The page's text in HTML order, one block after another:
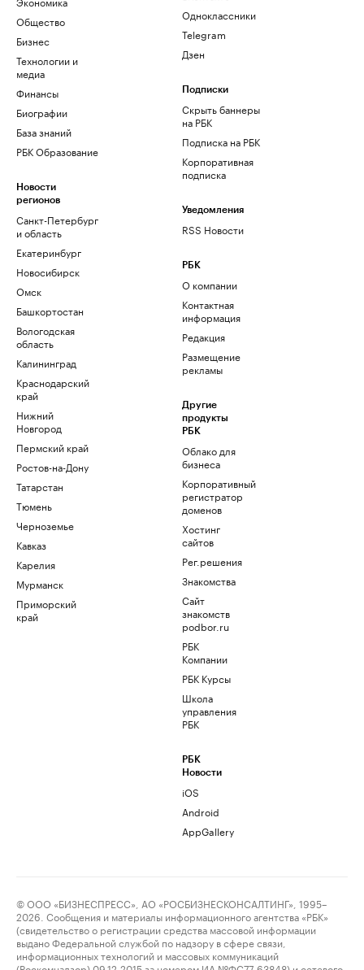
Общество
Бизнес
Технологии и
медиа
Финансы
Биографии
База знаний
РБК Образование
Новости
регионов
Санкт-Петербург
и область
Екатеринбург
Новосибирск
Омск
Башкортостан
Вологодская
область
Калининград
Краснодарский
край
Нижний
Новгород
Пермский край
Ростов-на-Дону
Татарстан
Тюмень
Черноземье
Кавказ
Карелия
Мурманск
Приморский
край
Одноклассники
Telegram
Дзен
Подписки
Скрыть баннеры
на РБК
Подписка на РБК
Корпоративная
подписка
Уведомления
RSS Новости
РБК
О компании
Контактная
информация
Редакция
Размещение
рекламы
Другие
продукты
РБК
Облако для
бизнеса
Корпоративный
регистратор
доменов
Хостинг
сайтов
Рег.решения
Знакомства
Сайт
знакомств
podbor.ru
РБК
Компании
РБК Курсы
Школа
управления
РБК
РБК
Новости
iOS
Android
AppGallery
© ООО «БИЗНЕСПРЕСС», АО «РОСБИЗНЕСКОНСАЛТИНГ», 1995–
2026. Сообщения и материалы информационного агентства «РБК»
(свидетельство о регистрации средства массовой информации
выдано Федеральной службой по надзору в сфере связи,
информационных технологий и массовых коммуникаций